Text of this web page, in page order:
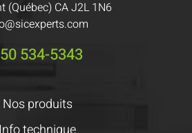
(Québec) CA J2L 1N6
534-5343
Nos produits